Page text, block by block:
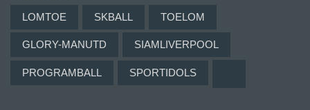
LOMTOE SKBALL TOELOM
GLORY-MANUTD SIAMLIVERPOOL
PROGRAMBALL SPORTIDOLS